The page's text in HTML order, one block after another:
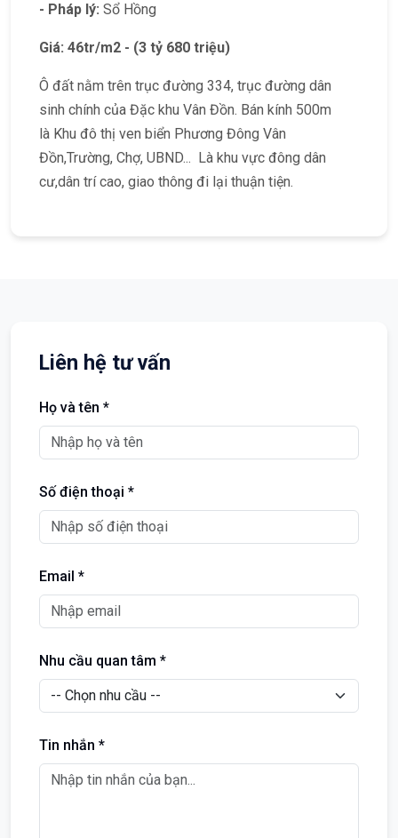
- Pháp lý: Sổ Hồng
Giá: 46tr/m2 - (3 tỷ 680 triệu)
Ô đất nằm trên trục đường 334, trục đường dân
sinh chính của Đặc khu Vân Đồn. Bán kính 500m
là Khu đô thị ven biển Phương Đông Vân
Đồn,Trường, Chợ, UBND... Là khu vực đông dân
cư,dân trí cao, giao thông đi lại thuận tiện.
Liên hệ tư vấn
Họ và tên *
Số điện thoại *
Email *
Nhu cầu quan tâm *
Tin nhắn *